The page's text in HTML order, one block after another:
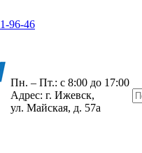
96-46
Пн. – Пт.: с 8:00 до 17:00
Адрес: г. Ижевск,
ул. Майская, д. 57а